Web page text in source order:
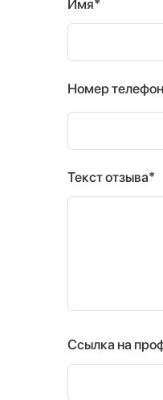
Имя*
Номер
Текст отзыва*
Ссылка на